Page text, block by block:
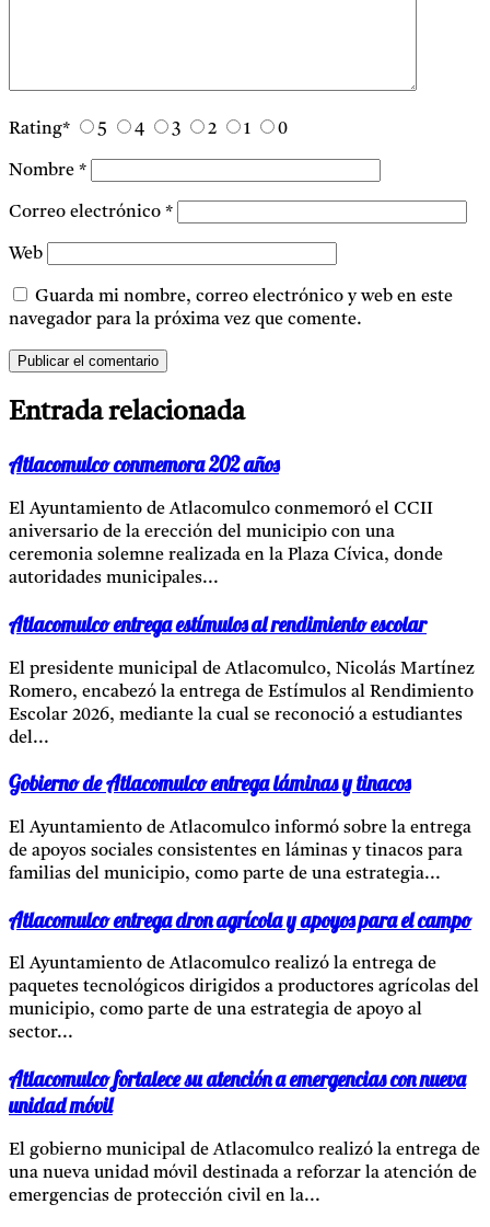
Rating* 5 4 3 2 1 0
Nombre *
Correo electrónico *
Web
Guarda mi nombre, correo electrónico y web en este
navegador para la próxima vez que comente.
Entrada relacionada
Atlacomulco conmemora 202 años
El Ayuntamiento de Atlacomulco conmemoró el CCII
aniversario de la erección del municipio con una
ceremonia solemne realizada en la Plaza Cívica, donde
autoridades municipales...
Atlacomulco entrega estímulos al rendimiento escolar
El presidente municipal de Atlacomulco, Nicolás Martínez
Romero, encabezó la entrega de Estímulos al Rendimiento
Escolar 2026, mediante la cual se reconoció a estudiantes
del...
Gobierno de Atlacomulco entrega láminas y tinacos
El Ayuntamiento de Atlacomulco informó sobre la entrega
de apoyos sociales consistentes en láminas y tinacos para
familias del municipio, como parte de una estrategia...
Atlacomulco entrega dron agrícola y apoyos para el campo
El Ayuntamiento de Atlacomulco realizó la entrega de
paquetes tecnológicos dirigidos a productores agrícolas del
municipio, como parte de una estrategia de apoyo al
sector...
Atlacomulco fortalece su atención a emergencias con nueva
unidad móvil
El gobierno municipal de Atlacomulco realizó la entrega de
una nueva unidad móvil destinada a reforzar la atención de
emergencias de protección civil en la...